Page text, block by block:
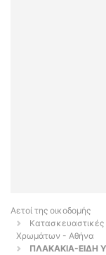
Αετοί της οικοδομής
Κατασκευαστικές
Χρωμάτων - Αθήνα
ΠΛΑΚΑΚΙΑ-ΕΙΔΗ